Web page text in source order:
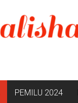
PEMILU 2024